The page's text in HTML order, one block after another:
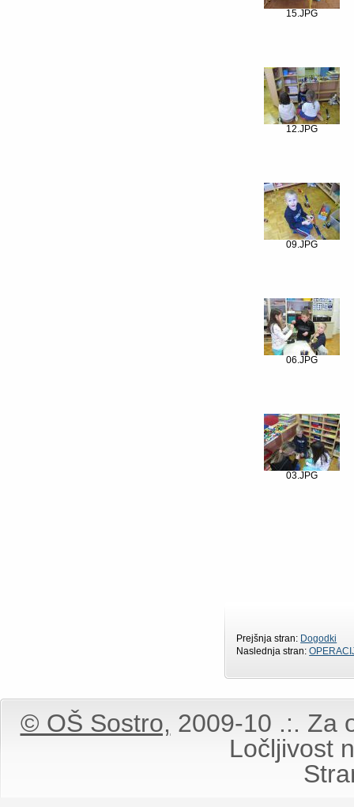
15.JPG
12.JPG
09.JPG
06.JPG
03.JPG
Prejšnja stran: Dogodki
Naslednja stran:
© OŠ Sostro, 2009-10 .:. Za
Ločljivost